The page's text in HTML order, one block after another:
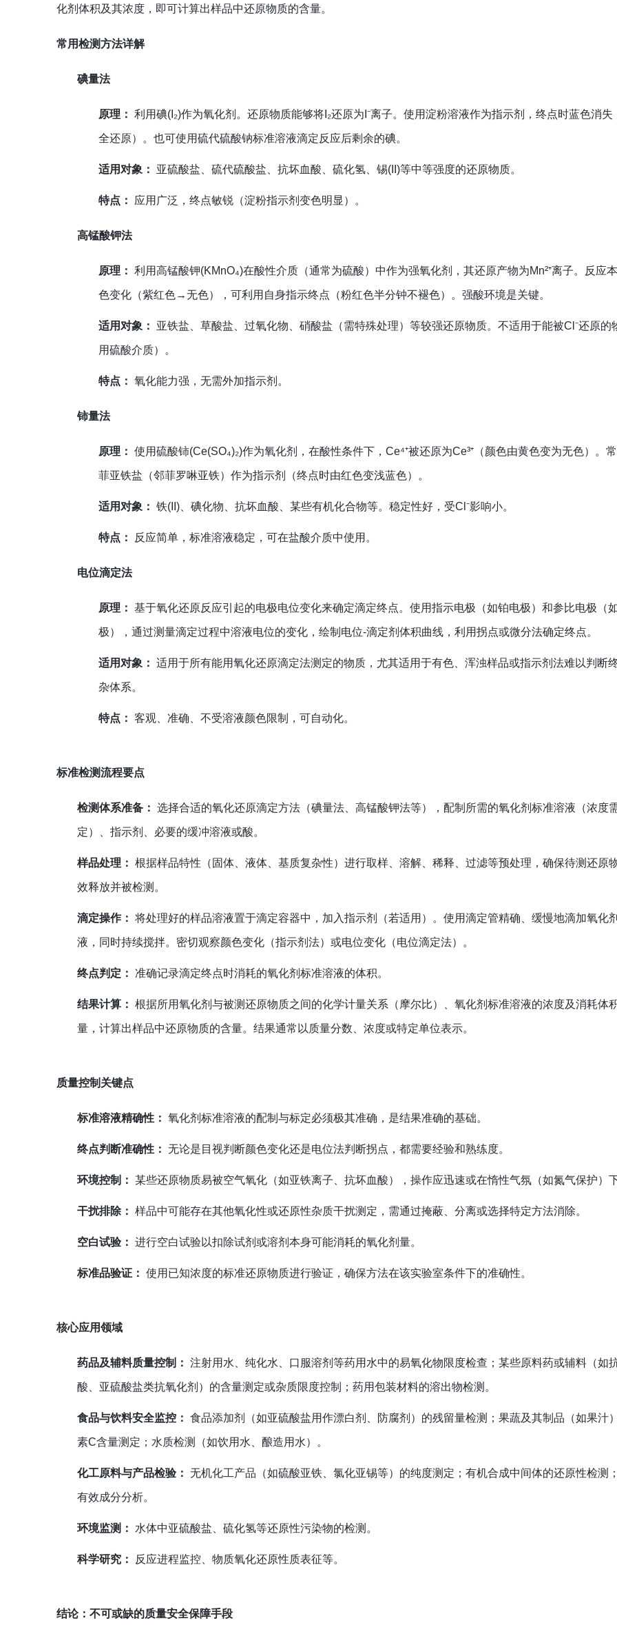
化剂体积及其浓度，即可计算出样品中还原物质的含量。
常用检测方法详解
碘量法
原理： 利用碘(I₂)作为氧化剂。还原物质能够将I₂还原为I⁻离子。使用淀粉溶液作为指示剂，终点时蓝色消失
全还原）。也可使用硫代硫酸钠标准溶液滴定反应后剩余的碘。
适用对象： 亚硫酸盐、硫代硫酸盐、抗坏血酸、硫化氢、锡(II)等中等强度的还原物质。
特点： 应用广泛，终点敏锐（淀粉指示剂变色明显）。
高锰酸钾法
原理： 利用高锰酸钾(KMnO₄)在酸性介质（通常为硫酸）中作为强氧化剂，其还原产物为Mn²⁺离子。反应
色变化（紫红色→无色），可利用自身指示终点（粉红色半分钟不褪色）。强酸环境是关键。
适用对象： 亚铁盐、草酸盐、过氧化物、硝酸盐（需特殊处理）等较强还原物质。不适用于能被Cl⁻还原的
用硫酸介质）。
特点： 氧化能力强，无需外加指示剂。
铈量法
原理： 使用硫酸铈(Ce(SO₄)₂)作为氧化剂，在酸性条件下，Ce⁴⁺被还原为Ce³⁺（颜色由黄色变为无色）。
菲亚铁盐（邻菲罗啉亚铁）作为指示剂（终点时由红色变浅蓝色）。
适用对象： 铁(II)、碘化物、抗坏血酸、某些有机化合物等。稳定性好，受Cl⁻影响小。
特点： 反应简单，标准溶液稳定，可在盐酸介质中使用。
电位滴定法
原理： 基于氧化还原反应引起的电极电位变化来确定滴定终点。使用指示电极（如铂电极）和参比电极（
极），通过测量滴定过程中溶液电位的变化，绘制电位-滴定剂体积曲线，利用拐点或微分法确定终点。
适用对象： 适用于所有能用氧化还原滴定法测定的物质，尤其适用于有色、浑浊样品或指示剂法难以判断
杂体系。
特点： 客观、准确、不受溶液颜色限制，可自动化。
标准检测流程要点
检测体系准备： 选择合适的氧化还原滴定方法（碘量法、高锰酸钾法等），配制所需的氧化剂标准溶液（浓度
定）、指示剂、必要的缓冲溶液或酸。
样品处理： 根据样品特性（固体、液体、基质复杂性）进行取样、溶解、稀释、过滤等预处理，确保待测还原
效释放并被检测。
滴定操作： 将处理好的样品溶液置于滴定容器中，加入指示剂（若适用）。使用滴定管精确、缓慢地滴加氧化
液，同时持续搅拌。密切观察颜色变化（指示剂法）或电位变化（电位滴定法）。
终点判定： 准确记录滴定终点时消耗的氧化剂标准溶液的体积。
结果计算： 根据所用氧化剂与被测还原物质之间的化学计量关系（摩尔比）、氧化剂标准溶液的浓度及消耗体
量，计算出样品中还原物质的含量。结果通常以质量分数、浓度或特定单位表示。
质量控制关键点
标准溶液精确性： 氧化剂标准溶液的配制与标定必须极其准确，是结果准确的基础。
终点判断准确性： 无论是目视判断颜色变化还是电位法判断拐点，都需要经验和熟练度。
环境控制： 某些还原物质易被空气氧化（如亚铁离子、抗坏血酸），操作应迅速或在惰性气氛（如氮气保护）
干扰排除： 样品中可能存在其他氧化性或还原性杂质干扰测定，需通过掩蔽、分离或选择特定方法消除。
空白试验： 进行空白试验以扣除试剂或溶剂本身可能消耗的氧化剂量。
标准品验证： 使用已知浓度的标准还原物质进行验证，确保方法在该实验室条件下的准确性。
核心应用领域
药品及辅料质量控制： 注射用水、纯化水、口服溶剂等药用水中的易氧化物限度检查；某些原料药或辅料（如
酸、亚硫酸盐类抗氧化剂）的含量测定或杂质限度控制；药用包装材料的溶出物检测。
食品与饮料安全监控： 食品添加剂（如亚硫酸盐用作漂白剂、防腐剂）的残留量检测；果蔬及其制品（如果汁
素C含量测定；水质检测（如饮用水、酿造用水）。
化工原料与产品检验： 无机化工产品（如硫酸亚铁、氯化亚锡等）的纯度测定；有机合成中间体的还原性检测
有效成分分析。
环境监测： 水体中亚硫酸盐、硫化氢等还原性污染物的检测。
科学研究： 反应进程监控、物质氧化还原性质表征等。
结论：不可或缺的质量安全保障手段